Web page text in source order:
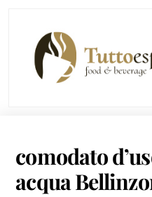
content
comodato
acqua